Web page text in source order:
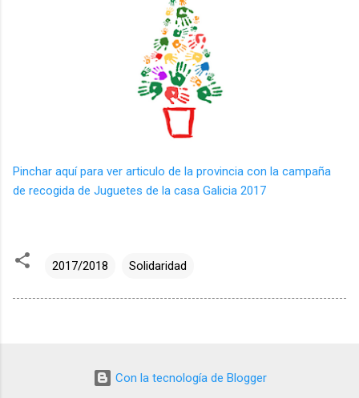
Pinchar aquí para ver articulo de la provincia con la campaña
de recogida de Juguetes de la casa Galicia 2017
2017/2018 Solidaridad
Con la tecnología de Blogger